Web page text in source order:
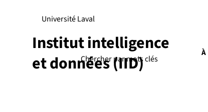
Institut intelligence
et données (IID)
Université Laval